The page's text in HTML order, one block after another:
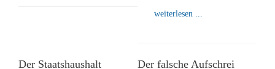
weiterlesen ...
Der Staatshaushalt
Der falsche Aufschrei